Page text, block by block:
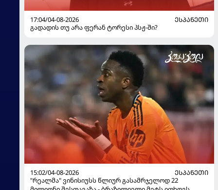
17:04/04-08-2026
ᲔᲡᲞᲐᲜᲔᲗᲘ
გადადის თუ არა ფერან ტორესი პსჟ-ში?
15:02/04-08-2026
ᲔᲡᲞᲐᲜᲔᲗᲘ
"რეალმა" ვინისიუსს წლიურ გასამრჯელოდ 22